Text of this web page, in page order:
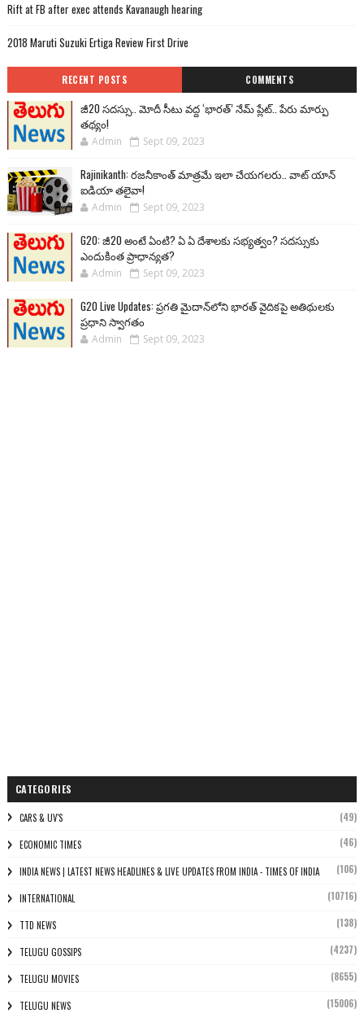
Rift at FB after exec attends Kavanaugh hearing
2018 Maruti Suzuki Ertiga Review First Drive
RECENT POSTS COMMENTS
జీ20 సదస్సు.. మోదీ సీటు వద్ద ‘భారత్’ నేమ్ ప్లేట్‌.. పేరు మార్పు
తథ్యం!
Admin Sept 09, 2023
Rajinikanth: రజనీకాంత్ మాత్రమే ఇలా చేయగలరు.. వాట్ యాన్
ఐడియా తలైవా!
Admin Sept 09, 2023
G20: జీ20 అంటే ఏంటి? ఏ ఏ దేశాలకు సభ్యత్వం? సదస్సుకు
ఎందుకింత ప్రాధాన్యత?
Admin Sept 09, 2023
G20 Live Updates: ప్రగతి మైదాన్‌లోని భారత్ వైదికపై అతిథులకు
ప్రధాని స్వాగతం
Admin Sept 09, 2023
CATEGORIES
CARS & UV'S (49)
ECONOMIC TIMES (46)
INDIA NEWS | LATEST NEWS HEADLINES & LIVE UPDATES FROM INDIA - TIMES OF INDIA (106)
INTERNATIONAL (10716)
TTD NEWS (138)
TELUGU GOSSIPS (4237)
TELUGU MOVIES (8655)
TELUGU NEWS (15006)